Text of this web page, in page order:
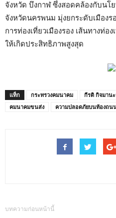
จังหวัด บึงกาฬ ซึ่งสอดคล้องกับน
จังหวัดนครพนม มุ่งยกระดับเมืองร
การท่องเที่ยวเมืองรอง เส้นทางท่อ
ให้เกิดประสิทธิภาพสูงสุด
แท็ก กระทรวงคมนาคม กีรติ กิจมาน
คมนาคมขนส่ง
ความปลอดภัยบนท้องถน
บทความก่อนหน้านี้